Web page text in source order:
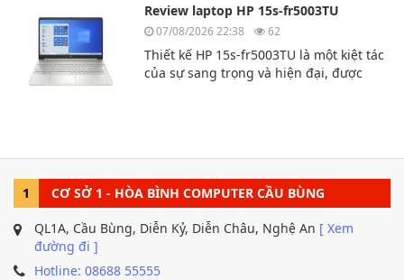
dùng chuyên nghiệp, sinh viên hay
văn phòng thì chiếc laptop này là sự lựa
chọn hoàn hảo dành cho bạn.
Review laptop HP 15s-fr5003TU
07/08/2026 22:38 62
Thiết kế HP 15s-fr5003TU là một kiệt tác
của sự sang trọng và hiện đại, được
1 CƠ SỞ 1 - HÒA BÌNH COMPUTER CẦU BÙNG
QL1A, Cầu Bùng, Diễn Kỷ, Diễn Châu, Nghệ An [ Xem
đường đi ]
Hotline: 08688 55555